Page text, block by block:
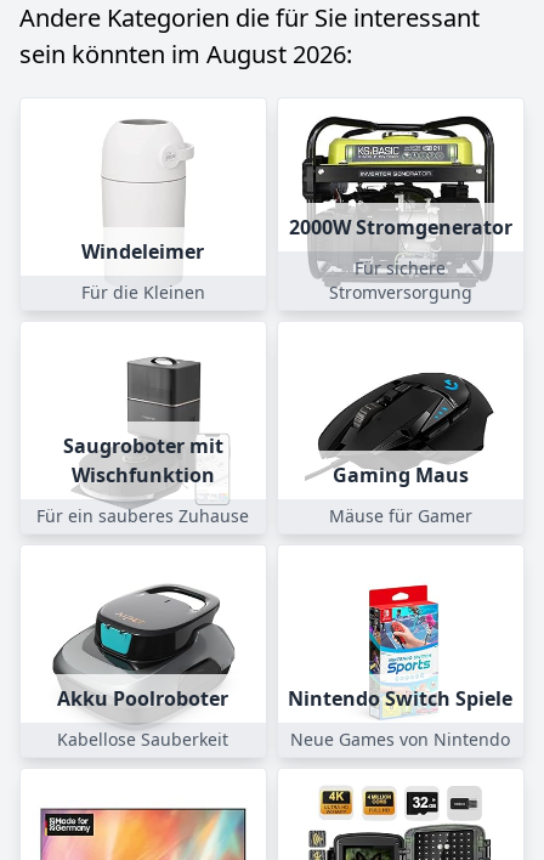
Andere Kategorien die für Sie interessant
sein könnten im August 2026:
Windeleimer
Für die Kleinen
2000W Stromgenerator
Für sichere
Stromversorgung
Saugroboter mit
Wischfunktion
Für ein sauberes Zuhause
Gaming Maus
Mäuse für Gamer
Akku Poolroboter
Kabellose Sauberkeit
Nintendo Switch Spiele
Neue Games von Nintendo